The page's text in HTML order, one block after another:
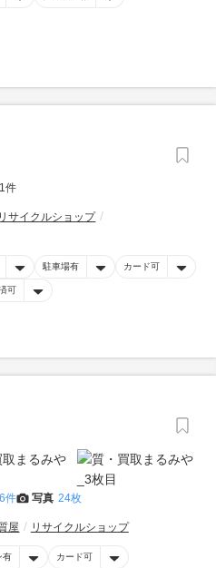
1件
リサイクルショップ
駐車場有 カード可
可
6件 写真 24枚
屋 リサイクルショップ
有 カード可